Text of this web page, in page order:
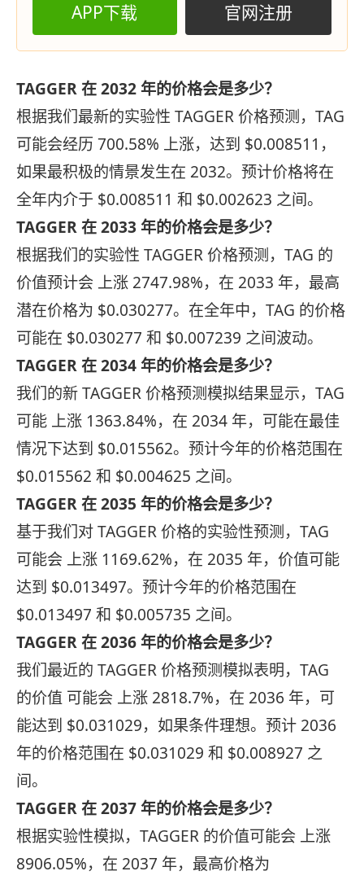
APP下载 官网注册
TAGGER 在 2032 年的价格会是多少？
根据我们最新的实验性 TAGGER 价格预测，TAG
可能会经历 700.58% 上涨，达到 $0.008511，
如果最积极的情景发生在 2032。预计价格将在
全年内介于 $0.008511 和 $0.002623 之间。
TAGGER 在 2033 年的价格会是多少？
根据我们的实验性 TAGGER 价格预测，TAG 的
价值预计会 上涨 2747.98%，在 2033 年，最高
潜在价格为 $0.030277。在全年中，TAG 的价格
可能在 $0.030277 和 $0.007239 之间波动。
TAGGER 在 2034 年的价格会是多少？
我们的新 TAGGER 价格预测模拟结果显示，TAG
可能 上涨 1363.84%，在 2034 年，可能在最佳
情况下达到 $0.015562。预计今年的价格范围在
$0.015562 和 $0.004625 之间。
TAGGER 在 2035 年的价格会是多少？
基于我们对 TAGGER 价格的实验性预测，TAG
可能会 上涨 1169.62%，在 2035 年，价值可能
达到 $0.013497。预计今年的价格范围在
$0.013497 和 $0.005735 之间。
TAGGER 在 2036 年的价格会是多少？
我们最近的 TAGGER 价格预测模拟表明，TAG
的价值 可能会 上涨 2818.7%，在 2036 年，可
能达到 $0.031029，如果条件理想。预计 2036
年的价格范围在 $0.031029 和 $0.008927 之
间。
TAGGER 在 2037 年的价格会是多少？
根据实验性模拟，TAGGER 的价值可能会 上涨
8906.05%，在 2037 年，最高价格为